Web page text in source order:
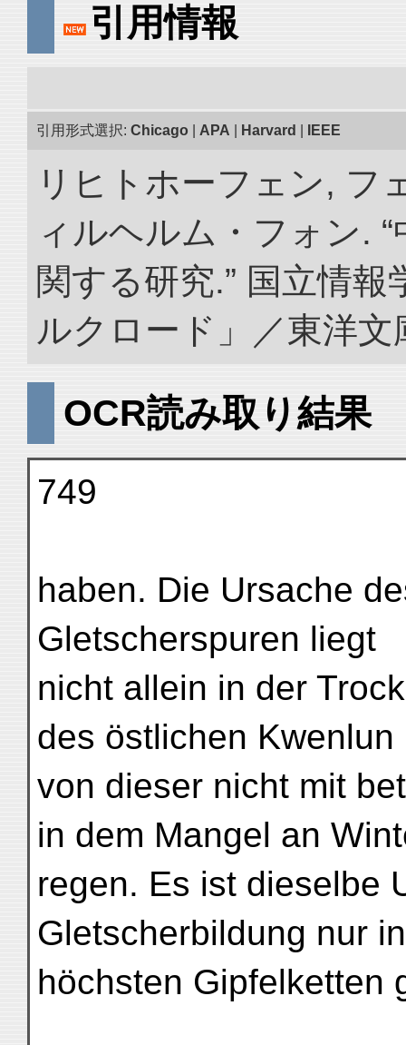
引用情報
引用形式選択: Chicago APA Harvard IEEE
リヒトホーフェン, フ
ィルヘルム・フォン.
関する研究.” 国立情
ルクロード」／東洋
OCR読み取り結果
749
haben. Die Ursache
Gletscherspuren liegt
nicht allein in der
des östlichen Kwenlun
von dieser nicht mit
in dem Mangel an
regen. Es ist dieselbe
Gletscherbildung nur
höchsten Gipfelketten